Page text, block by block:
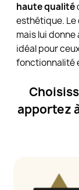
haute qualité
esthétique. Le
mais lui donne
idéal pour
fonctionnalité
apportez